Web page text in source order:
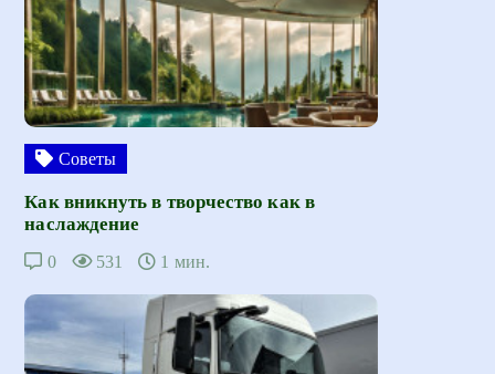
Советы
Как вникнуть в творчество как в
наслаждение
0 531 1 мин.